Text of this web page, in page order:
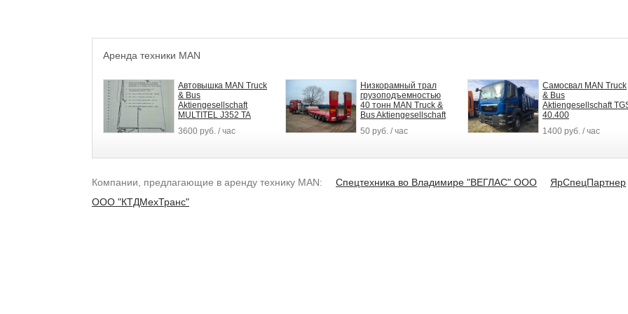
Аренда техники MAN
Автовышка MAN Truck
& Bus
Aktiengesellschaft
MULTITEL J352 TA
3600 руб. / час
Низкорамный трал
грузоподъемностью
40 тонн MAN Truck &
Bus Aktiengesellschaft
50 руб. / час
Самосвал MAN Truck
& Bus
Aktiengesellschaft
40.400
1400 руб. / час
Компании, предлагающие в аренду технику MAN: Спецтехника во Владимире "ВЕГЛАС" ООО
ЯрСпецПартнер
ООО "КТДМехТранс"